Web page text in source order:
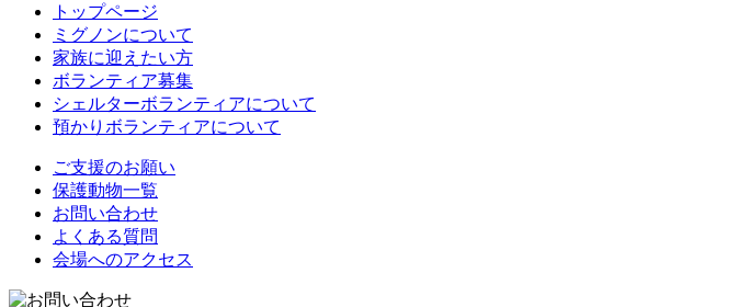
トップページ
ミグノンについて
家族に迎えたい方
ボランティア募集
シェルターボランティアについて
預かりボランティアについて
ご支援のお願い
保護動物一覧
お問い合わせ
よくある質問
会場へのアクセス